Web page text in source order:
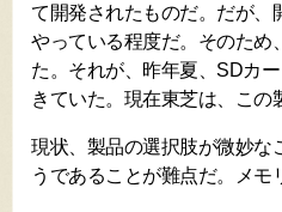
て開発されたものだ。だが、
やっている程度だ。そのため
た。それが、昨年夏、SDカ
きていた。現在東芝は、こ
現状、製品の選択肢が微妙な
うであることが難点だ。メ